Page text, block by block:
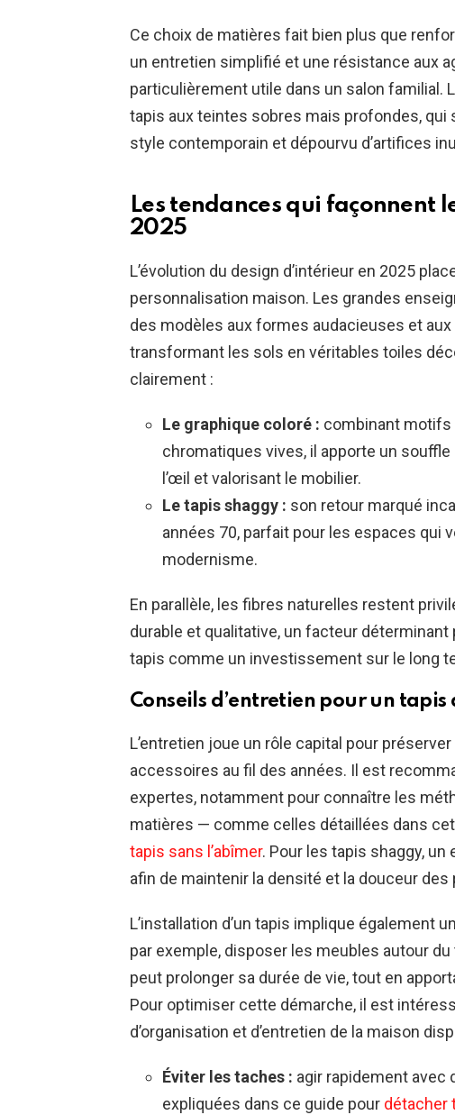
Ce choix de matières fait bien plus que
un entretien simplifié et une résistance aux
particulièrement utile dans un salon familial.
tapis aux teintes sobres mais profondes, qui
style contemporain et dépourvu d’artifices
Les tendances qui façonnent
2025
L’évolution du design d’intérieur en 2025
personnalisation maison. Les grandes
des modèles aux formes audacieuses et
transformant les sols en véritables toiles
clairement :
Le graphique coloré : combinant
chromatiques vives, il apporte un
l’œil et valorisant le mobilier.
Le tapis shaggy : son retour marqué
années 70, parfait pour les espaces qui
modernisme.
En parallèle, les fibres naturelles restent
durable et qualitative, un facteur
tapis comme un investissement sur le long
Conseils d’entretien pour un
L’entretien joue un rôle capital pour
accessoires au fil des années. Il est
expertes, notamment pour connaître les
matières — comme celles détaillées dans
tapis sans l’abîmer. Pour les tapis shaggy,
afin de maintenir la densité et la douceur des
L’installation d’un tapis implique également
par exemple, disposer les meubles autour
peut prolonger sa durée de vie, tout en
Pour optimiser cette démarche, il est
d’organisation et d’entretien de la maison
Éviter les taches : agir rapidement avec
expliquées dans ce guide pour détacher